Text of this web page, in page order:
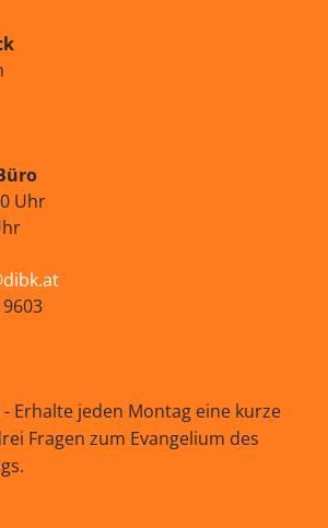
Uhr
- Erhalte jeden Montag eine kurze
Fragen zum Evangelium des